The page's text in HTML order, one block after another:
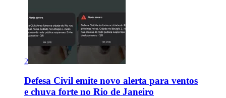
2
Defesa Civil emite novo alerta para ventos
e chuva forte no Rio de Janeiro